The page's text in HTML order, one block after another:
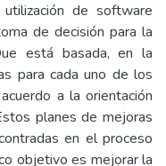
de software
de decisión para la
está basada, en la
para cada uno de los
a la orientación
planes de mejoras
en el proceso
objetivo es mejorar la